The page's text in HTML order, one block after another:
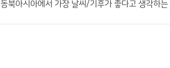
동북아시아에서 가장 날씨/기후가 좋다고 생각하